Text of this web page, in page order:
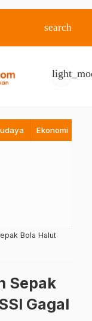
search
Ekonomi
Bola Halut
Sepak
Gagal